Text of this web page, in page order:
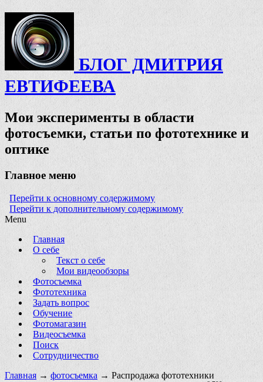
БЛОГ ДМИТРИЯ
ЕВТИФЕЕВА
Мои эксперименты в области
фотосъемки, статьи по фототехнике и
оптике
Главное меню
Перейти к основному содержимому
Перейти к дополнительному содержимому
Menu
Главная
О себе
Текст о себе
Мои видеообзоры
Фотосъемка
Фототехника
Задать вопрос
Обучение
Фотомагазин
Видеосъемка
Поиск
Сотрудничество
Главная → фотосъемка → Распродажа фототехники